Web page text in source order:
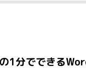
1分でできる